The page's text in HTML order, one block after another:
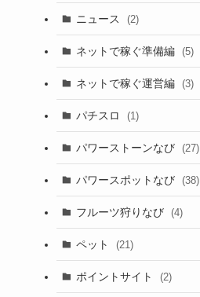
ニュース (2)
ネットで稼ぐ準備編 (5)
ネットで稼ぐ運営編 (3)
パチスロ (1)
パワーストーンなび (27)
パワースポットなび (38)
フルーツ狩りなび (4)
ペット (21)
ポイントサイト (2)